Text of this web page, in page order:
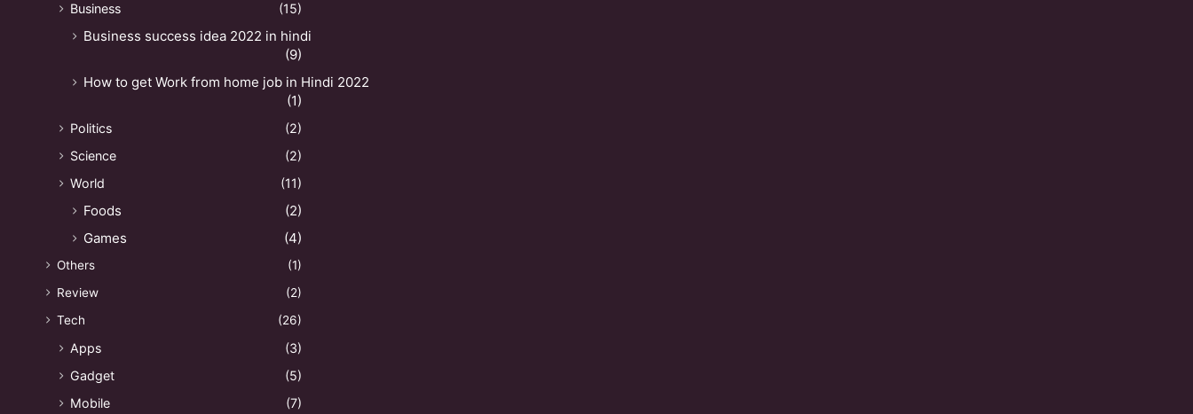
Business (15)
Business success idea 2022 in hindi
(9)
How to get Work from home job in Hindi 2022
(1)
Politics
(2)
Science
(2)
World
(11)
Foods
(2)
Games
(4)
Others
(1)
Review
(2)
Tech
(26)
Apps
(3)
Gadget
(5)
Mobile
(7)